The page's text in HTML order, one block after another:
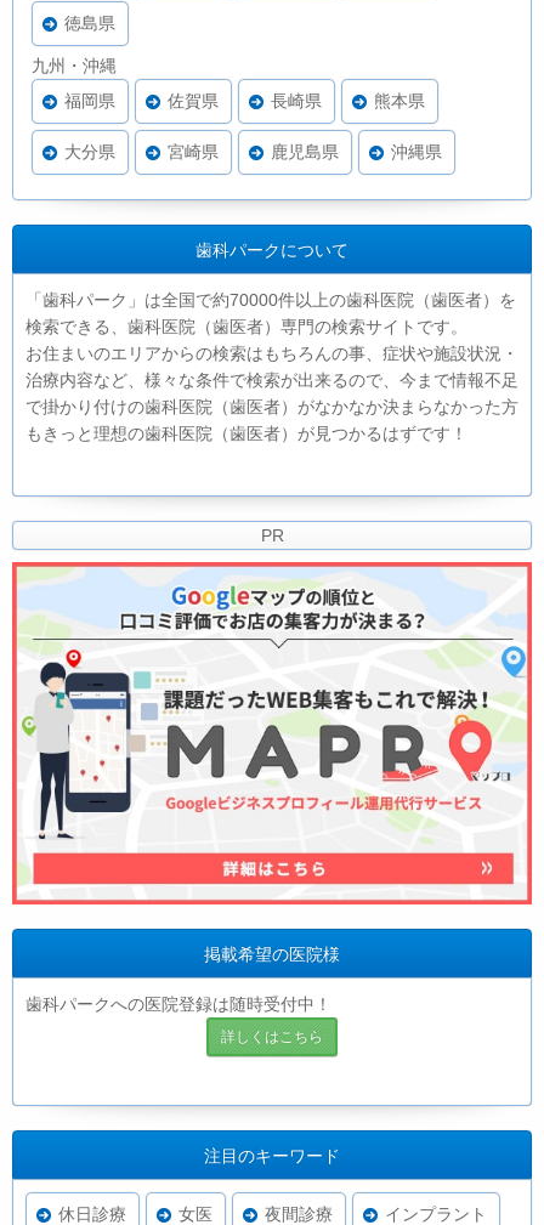
徳島県
九州・沖縄
福岡県
佐賀県 長崎県 熊本県
大分県 宮崎県 鹿児島県 沖縄県
歯科パークについて
「歯科パーク」は全国で約70000件以上の歯科医院（歯医者）を
検索できる、歯科医院（歯医者）専門の検索サイトです。
お住まいのエリアからの検索はもちろんの事、症状や施設状況・
治療内容など、様々な条件で検索が出来るので、今まで情報不足
で掛かり付けの歯科医院（歯医者）がなかなか決まらなかった方
もきっと理想の歯科医院（歯医者）が見つかるはずです！
PR
掲載希望の医院様
歯科パークへの医院登録は随時受付中！
詳しくはこちら
注目のキーワード
休日診療 女医 夜間診療 インプラント